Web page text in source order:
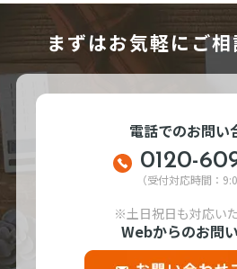
まずはお気軽にご相
電話でのお問い
0120-
（受付対応時間：
※土日祝日も対応いた
Webからのお問